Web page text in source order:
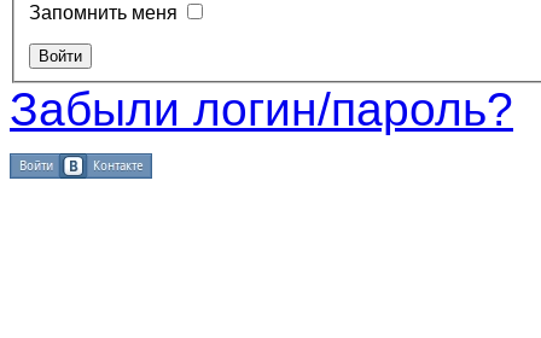
Запомнить меня
Забыли логин/пароль?